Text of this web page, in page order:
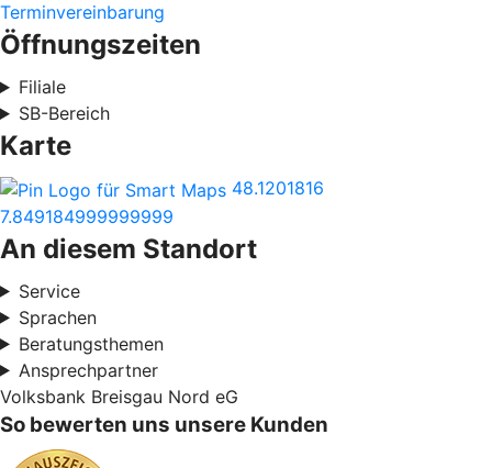
Terminvereinbarung
Öffnungszeiten
Filiale
SB-Bereich
Karte
48.1201816
7.849184999999999
An diesem Standort
Service
Sprachen
Beratungsthemen
Ansprechpartner
Volksbank Breisgau Nord eG
So bewerten uns unsere Kunden